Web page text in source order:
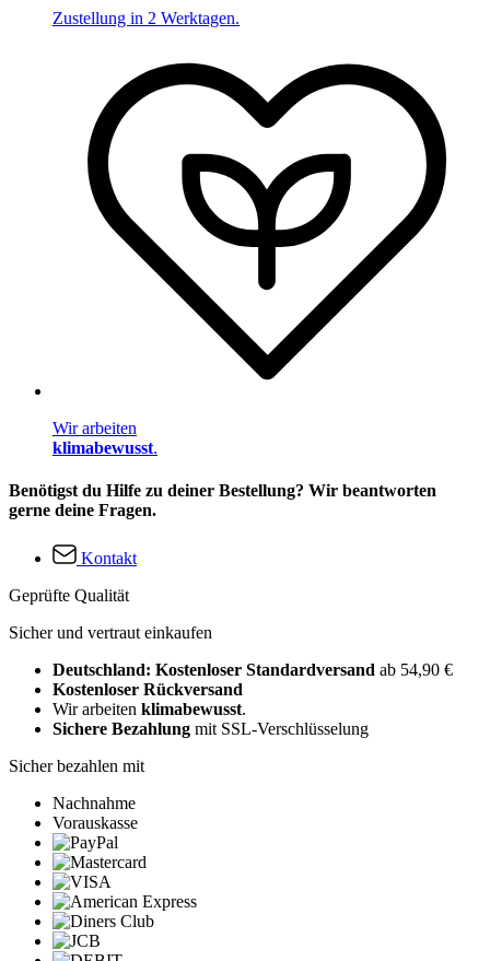
Zustellung in 2 Werktagen.
Wir arbeiten
klimabewusst.
Benötigst du Hilfe zu deiner Bestellung? Wir beantworten
gerne deine Fragen.
Kontakt
Geprüfte Qualität
Sicher und vertraut einkaufen
Deutschland: Kostenloser Standardversand ab 54,90 €
Kostenloser Rückversand
Wir arbeiten klimabewusst.
Sichere Bezahlung mit SSL-Verschlüsselung
Sicher bezahlen mit
Nachnahme
Vorauskasse